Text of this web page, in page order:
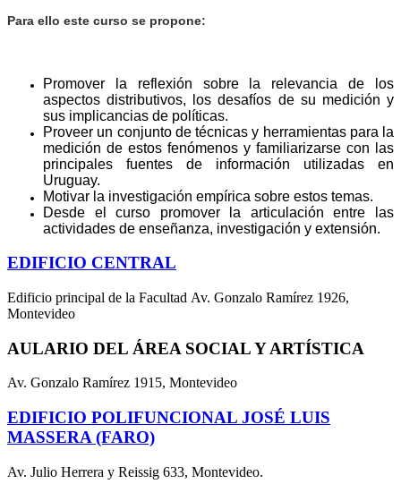
Para ello este curso se propone:
Promover la reflexión sobre la relevancia de los
aspectos distributivos, los desafíos de su medición y
sus implicancias de políticas.
Proveer un conjunto de técnicas y herramientas para la
medición de estos fenómenos y familiarizarse con las
principales fuentes de información utilizadas en
Uruguay.
Motivar la investigación empírica sobre estos temas.
Desde el curso promover la articulación entre las
actividades de enseñanza, investigación y extensión.
EDIFICIO CENTRAL
Edificio principal de la Facultad Av. Gonzalo Ramírez 1926,
Montevideo
AULARIO DEL ÁREA SOCIAL Y ARTÍSTICA
Av. Gonzalo Ramírez 1915, Montevideo
EDIFICIO POLIFUNCIONAL JOSÉ LUIS
MASSERA (FARO)
Av. Julio Herrera y Reissig 633, Montevideo.